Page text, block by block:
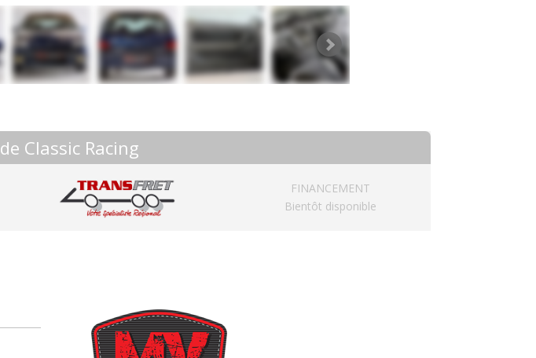
de Classic Racing
FINANCEMENT
Bientôt disponible